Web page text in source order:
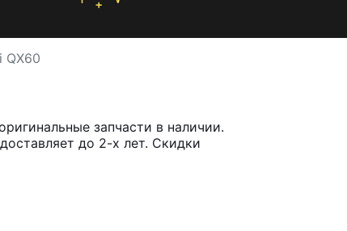
QX60
запчасти в наличии.
до 2-х лет. Скидки